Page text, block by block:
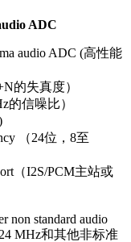
ADC
audio ADC (高性能
的失真度）
的信噪比）
（24位，8至
（I2S/PCM主站或
non standard audio
24 MHz和其他非标准